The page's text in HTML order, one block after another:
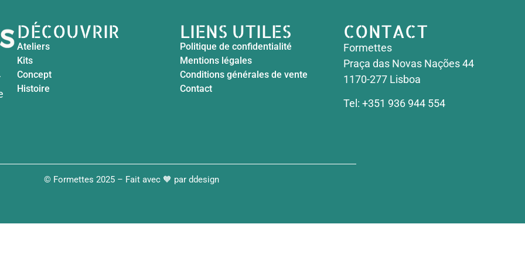
DÉCOUVRIR
Ateliers
Kits
Concept
Histoire
LIENS UTILES
Politique de confidentialité
Mentions légales
Conditions générales de vente
Contact
CONTACT
Formettes
Praça das Novas Nações 44
1170-277 Lisboa
Tel: +351 936 944 554
© Formettes 2025 – Fait avec 🧡 par ddesign